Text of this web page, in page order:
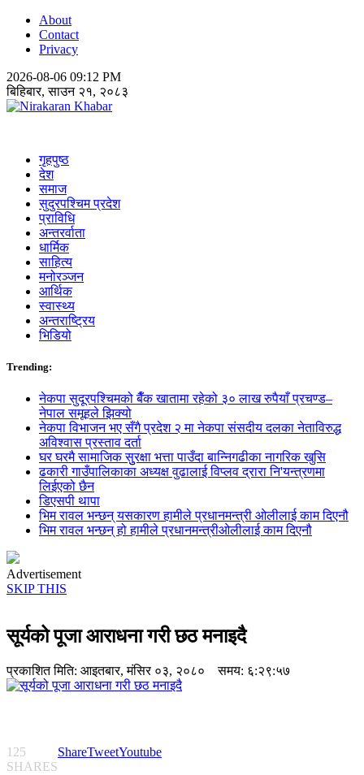
About
Contact
Privacy
2026-08-06 09:12 PM
बिहिबार, साउन २१, २०८३
गृहपुष्ठ
देश
समाज
सुदुरपश्चिम प्रदेश
प्राविधि
अन्तरर्वाता
धार्मिक
साहित्य
मनोरञ्जन
आर्थिक
स्वास्थ्य
अन्तराष्ट्रिय
भिडियो
Trending:
नेकपा सुदूरपश्चिमको बैँक खातामा रहेको ३० लाख रुपैयाँ प्रचण्ड–
नेपाल समूहले झिक्य‍ो
नेकपा विभाजन भए सँगै प्रदेश २ मा नेकपा संसदीय दलका नेताविरुद्ध
अविश्वास प्रस्ताव दर्ता
घर घरमै सामाजिक सुुरक्षा भत्ता पाउँदा बान्निगढीका नागरिक खुसि
ढकारी गाउँपालिकाका अध्यक्ष वुढालाई विप्लव द्रारा नि'यन्त्रणमा
लिईएको छैन
डिएसपी थापा
भिम रावल भन्छन् यसकारण हामीले प्रधानमन्त्री ओलीलाई काम दिएनौ
भिम रावल भन्छन् हो हामीले प्रधानमन्त्रीओलीलाई काम दिएनौ
Advertisement
SKIP THIS
सूर्यको पूजा आराधना गरी छठ मनाइदै
प्रकाशित मिति: आइतबार, मंसिर ०३, २०८० समय: ६:२९:५७
125
SHARES
ShareTweetYoutube